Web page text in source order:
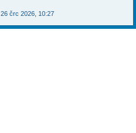
26 črc 2026, 10:27